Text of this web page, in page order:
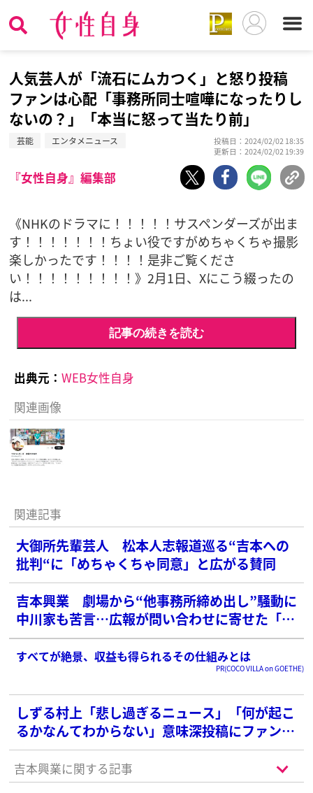
人気芸人が「流石にムカつく」と怒り投稿
ファンは心配「事務所同士喧嘩になったりし
ないの？」「本当に怒って当たり前」
芸能 エンタメニュース
投稿日：2024/02/02 18:35
更新日：2024/02/02 19:39
『女性自身』編集部
《NHKのドラマに！！！！！サスペンダーズが出ま
す！！！！！！！ちょい役ですがめちゃくちゃ撮影
楽しかったです！！！！是非ご覧くださ
い！！！！！！！！！》2月1日、Xにこう綴ったの
は...
記事の続きを読む
出典元： WEB女性自身
関連画像
関連記事
大御所先輩芸人 松本人志報道巡る“吉本への
批判“に「めちゃくちゃ同意」と広がる賛同
吉本興業 劇場から“他事務所締め出し”騒動に
中川家も苦言…広報が問い合わせに寄せた「驚
愕回答」
すべてが絶景、収益も得られるその仕組みとは
PR(COCO VILLA on GOETHE)
しずる村上「悲し過ぎるニュース」「何が起こ
るかなんてわからない」意味深投稿にファン不
安
吉本興業に関する記事